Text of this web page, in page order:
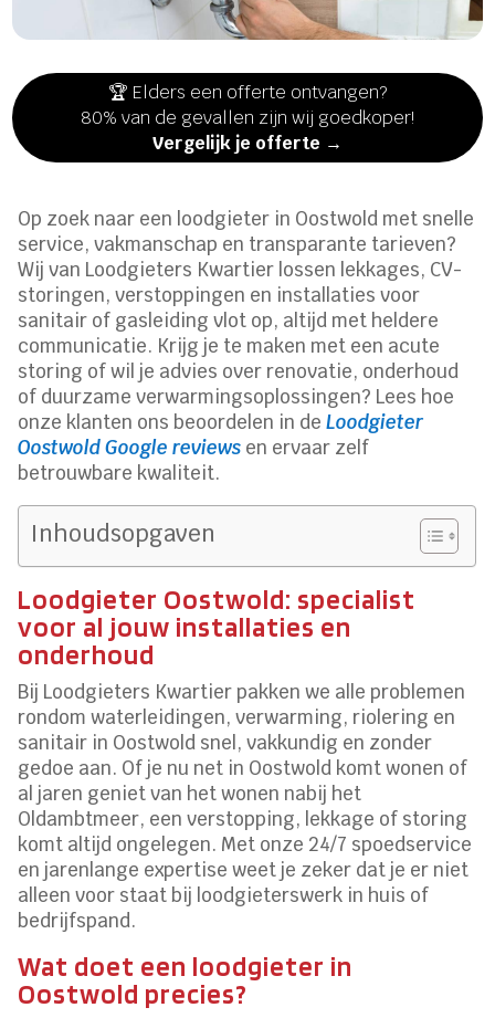
🏆 Elders een offerte ontvangen?
80% van de gevallen zijn wij goedkoper!
Vergelijk je offerte →
Op zoek naar een loodgieter in Oostwold met snelle
service, vakmanschap en transparante tarieven?
Wij van Loodgieters Kwartier lossen lekkages, CV-
storingen, verstoppingen en installaties voor
sanitair of gasleiding vlot op, altijd met heldere
communicatie. Krijg je te maken met een acute
storing of wil je advies over renovatie, onderhoud
of duurzame verwarmingsoplossingen? Lees hoe
onze klanten ons beoordelen in deLoodgieter
Oostwold Google reviews en ervaar zelf
betrouwbare kwaliteit.
Inhoudsopgaven
Loodgieter Oostwold: specialist
voor al jouw installaties en
onderhoud
Bij Loodgieters Kwartier pakken we alle problemen
rondom waterleidingen, verwarming, riolering en
sanitair in Oostwold snel, vakkundig en zonder
gedoe aan. Of je nu net in Oostwold komt wonen of
al jaren geniet van het wonen nabij het
Oldambtmeer, een verstopping, lekkage of storing
komt altijd ongelegen. Met onze 24/7 spoedservice
en jarenlange expertise weet je zeker dat je er niet
alleen voor staat bij loodgieterswerk in huis of
bedrijfspand.
Wat doet een loodgieter in
Oostwold precies?